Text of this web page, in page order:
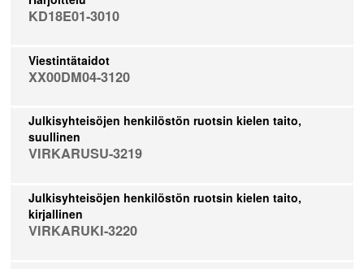
KD18E01-3010
Viestintätaidot
XX00DM04-3120
Julkisyhteisöjen henkilöstön ruotsin kielen taito,
suullinen
VIRKARUSU-3219
Julkisyhteisöjen henkilöstön ruotsin kielen taito,
kirjallinen
VIRKARUKI-3220